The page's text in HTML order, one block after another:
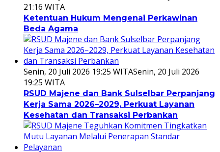
21:16 WITA
Ketentuan Hukum Mengenai Perkawinan
Beda Agama
Senin, 20 Juli 2026 19:25 WITASenin, 20 Juli 2026
19:25 WITA
RSUD Majene dan Bank Sulselbar Perpanjang
Kerja Sama 2026–2029, Perkuat Layanan
Kesehatan dan Transaksi Perbankan